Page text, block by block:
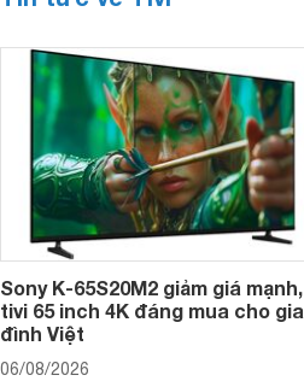
Sony K-65S20M2 giảm giá mạnh,
tivi 65 inch 4K đáng mua cho gia
đình Việt
06/08/2026